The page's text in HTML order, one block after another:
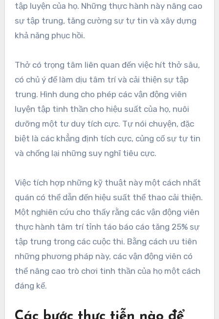
tập luyện của họ. Những thực hành này nâng cao
sự tập trung, tăng cường sự tự tin và xây dựng
khả năng phục hồi.
Thở có trọng tâm liên quan đến việc hít thở sâu,
có chủ ý để làm dịu tâm trí và cải thiện sự tập
trung. Hình dung cho phép các vận động viên
luyện tập tinh thần cho hiệu suất của họ, nuôi
dưỡng một tư duy tích cực. Tự nói chuyện, đặc
biệt là các khẳng định tích cực, củng cố sự tự tin
và chống lại những suy nghĩ tiêu cực.
Việc tích hợp những kỹ thuật này một cách nhất
quán có thể dẫn đến hiệu suất thể thao cải thiện.
Một nghiên cứu cho thấy rằng các vận động viên
thực hành tâm trí tỉnh táo báo cáo tăng 25% sự
tập trung trong các cuộc thi. Bằng cách ưu tiên
những phương pháp này, các vận động viên có
thể nâng cao trò chơi tinh thần của họ một cách
đáng kể.